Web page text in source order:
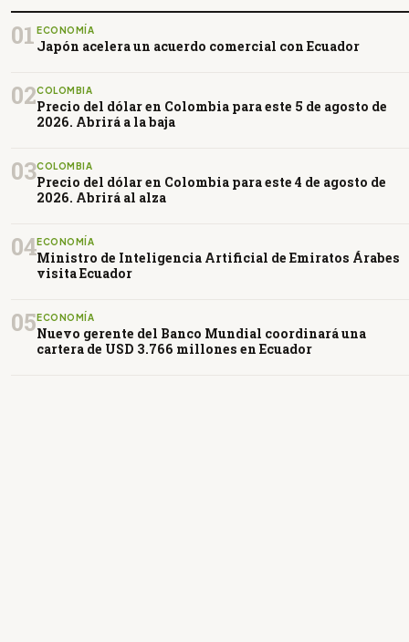
01 ECONOMÍA
Japón acelera un acuerdo comercial con Ecuador
02COLOMBIA
Precio del dólar en Colombia para este 5 de agosto de
2026. Abrirá a la baja
03COLOMBIA
Precio del dólar en Colombia para este 4 de agosto de
2026. Abrirá al alza
04ECONOMÍA
Ministro de Inteligencia Artificial de Emiratos Árabes
visita Ecuador
05 ECONOMÍA
Nuevo gerente del Banco Mundial coordinará una
cartera de USD 3.766 millones en Ecuador